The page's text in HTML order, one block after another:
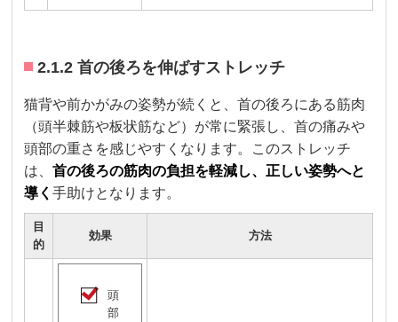
2.1.2 首の後ろを伸ばすストレッチ
猫背や前かがみの姿勢が続くと、首の後ろにある筋肉
（頭半棘筋や板状筋など）が常に緊張し、首の痛みや
頭部の重さを感じやすくなります。このストレッチ
は、首の後ろの筋肉の負担を軽減し、正しい姿勢へと
導く手助けとなります。
目
的
効果 方法
頭
部